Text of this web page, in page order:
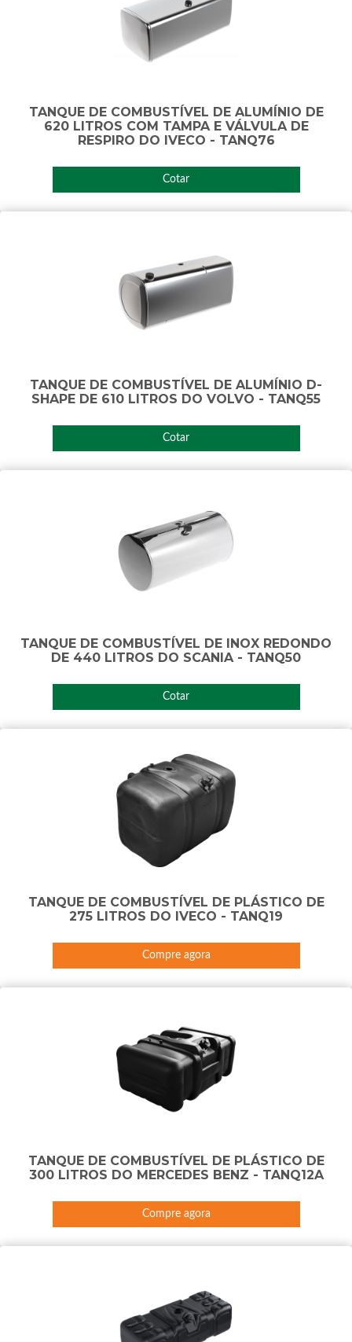
TANQUE DE COMBUSTÍVEL DE ALUMÍNIO DE
620 LITROS COM TAMPA E VÁLVULA DE
RESPIRO DO IVECO - TANQ76
Cotar
TANQUE DE COMBUSTÍVEL DE ALUMÍNIO D-
SHAPE DE 610 LITROS DO VOLVO - TANQ55
Cotar
TANQUE DE COMBUSTÍVEL DE INOX REDONDO
DE 440 LITROS DO SCANIA - TANQ50
Cotar
TANQUE DE COMBUSTÍVEL DE PLÁSTICO DE
275 LITROS DO IVECO - TANQ19
Compre agora
TANQUE DE COMBUSTÍVEL DE PLÁSTICO DE
300 LITROS DO MERCEDES BENZ - TANQ12A
Compre agora